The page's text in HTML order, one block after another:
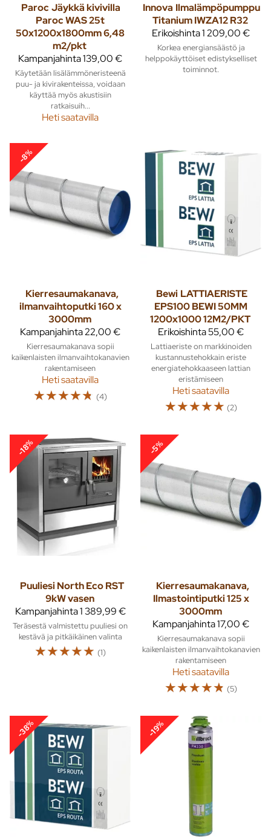
Paroc Jäykkä kivivilla
Paroc WAS 25t
50x1200x1800mm 6,48
m2/pkt
Kampanjahinta139,00 €
Käytetään lisälämmöneristeenä
puu- ja kivirakenteissa, voidaan
käyttää myös akustisiin
ratkaisuih...
Heti saatavilla
Innova Ilmalämpöpumppu
Titanium IWZA12 R32
Erikoishinta1 209,00 €
Korkea energiansäästö ja
helppokäyttöiset edistykselliset
toiminnot.
-8%
Kierresaumakanava,
ilmanvaihtoputki 160 x
3000mm
Kampanjahinta22,00 €
Kierresaumakanava sopii
kaikenlaisten ilmanvaihtokanavien
rakentamiseen
Heti saatavilla
☆☆☆☆☆ (4)
Bewi LATTIAERISTE
EPS100 BEWI 50MM
1200x1000 12M2/PKT
Erikoishinta55,00 €
Lattiaeriste on markkinoiden
kustannustehokkain eriste
energiatehokkaaseen lattian
eristämiseen
Heti saatavilla
☆☆☆☆☆ (2)
-18%
Puuliesi North Eco RST
9kW vasen
Kampanjahinta1 389,99 €
Teräsestä valmistettu puuliesi on
kestävä ja pitkäikäinen valinta
☆☆☆☆☆ (1)
-5%
Kierresaumakanava,
Ilmastointiputki 125 x
3000mm
Kampanjahinta17,00 €
Kierresaumakanava sopii
kaikenlaisten ilmanvaihtokanavien
rakentamiseen
Heti saatavilla
☆☆☆☆☆ (5)
-38% -19%